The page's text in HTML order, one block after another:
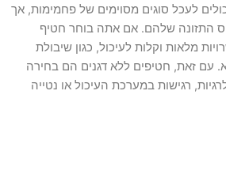
לעכל סוגים מסוימים של פחמימות, אך
התזונה שלהם. אם אתה בוחר חטיף
מלאות וקלות לעיכול, כגון שיבולת
עם זאת, חטיפים ללא דגנים הם בחירה
רגישות במערכת העיכול או נטייה